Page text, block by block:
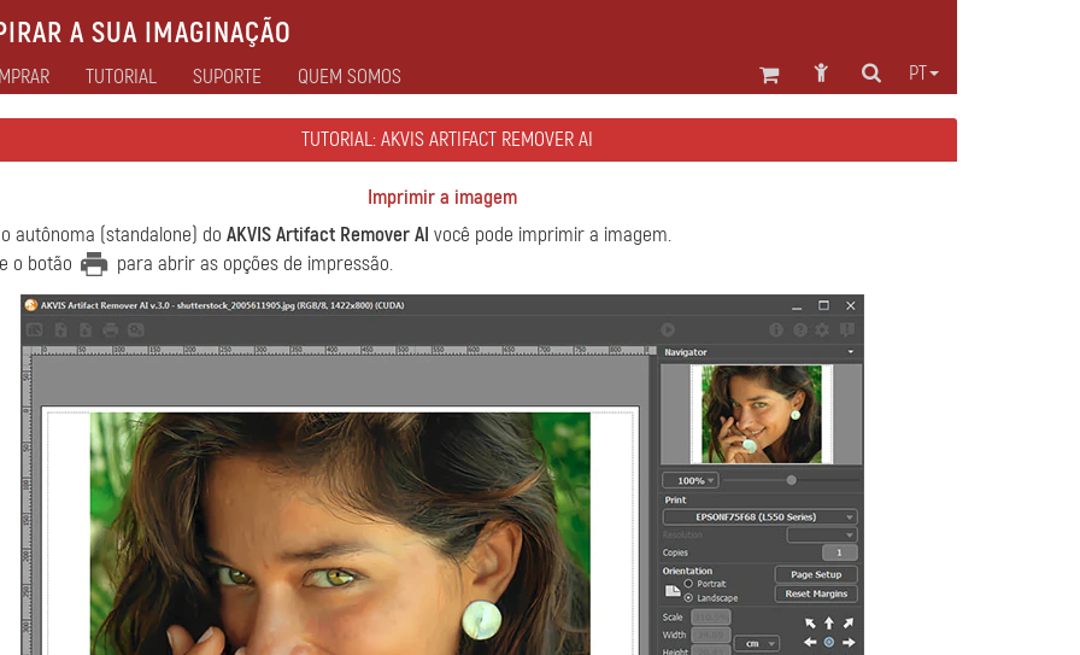
A SUA IMAGINAÇÃO
PT
TUTORIAL SUPORTE QUEM SOMOS
TUTORIAL: AKVIS ARTIFACT REMOVER AI
Imprimir a imagem
autônoma (standalone) do AKVIS Artifact Remover AI você pode imprimir a imagem.
o botão
para abrir as opções de impressão.